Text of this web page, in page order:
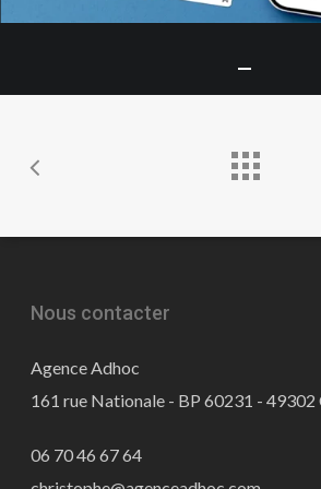
Nous contacter
Agence Adhoc
161 rue Nationale - BP 60231 - 49302
06 70 46 67 64